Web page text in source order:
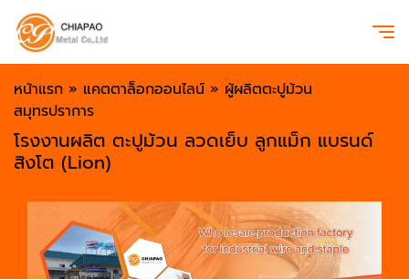
หน้าแรก » แคตตาล็อกออนไลน์ » ผู้ผลิตตะปูม้วน
สมุทรปราการ
โรงงานผลิต ตะปูม้วน ลวดเย็บ ลูกแม็ก แบรนด์
สิงโต (Lion)